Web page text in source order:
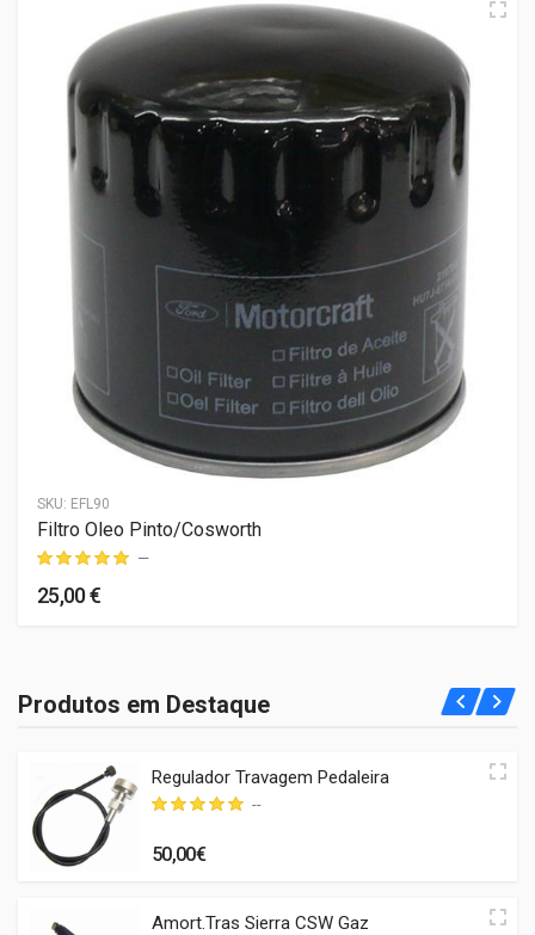
SKU: EFL90
Filtro Oleo Pinto/Cosworth
—
25,00 €
Produtos em Destaque
Regulador Travagem Pedaleira
--
50,00€
Amort.Tras Sierra CSW Gaz